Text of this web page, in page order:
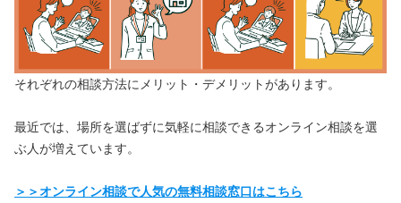
それぞれの相談方法にメリット・デメリットがあります。
最近では、場所を選ばずに気軽に相談できるオンライン相談を選
ぶ人が増えています。
＞＞オンライン相談で人気の無料相談窓口はこちら